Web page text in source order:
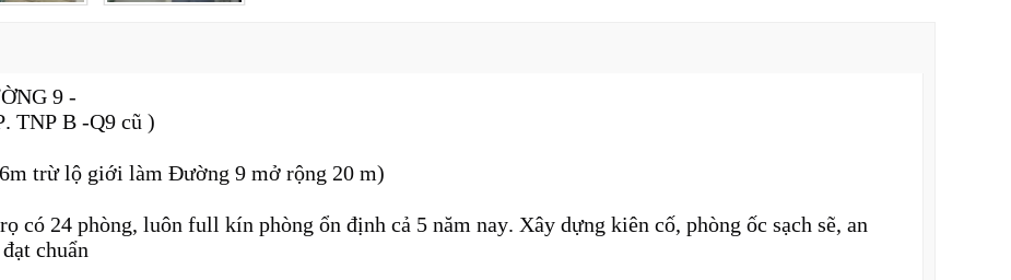
9 -
TNP B -Q9 cũ )
trừ lộ giới làm Đường 9 mở rộng 20 m)
có 24 phòng, luôn full kín phòng ổn định cả 5 năm nay. Xây dựng kiên cố, phòng ốc sạch sẽ, an
chuẩn